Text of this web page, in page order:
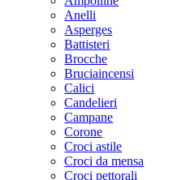
Anelli
Asperges
Battisteri
Brocche
Bruciaincensi
Calici
Candelieri
Campane
Corone
Croci astile
Croci da mensa
Croci pettorali